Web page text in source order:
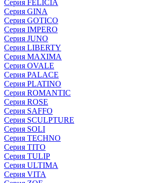
Серия FELICIA
Серия GINA
Серия GOTICO
Серия IMPERO
Серия JUNO
Серия LIBERTY
Серия MAXIMA
Серия OVALE
Серия PALACE
Серия PLATINO
Серия ROMANTIC
Серия ROSE
Серия SAFFO
Серия SCULPTURE
Серия SOLI
Серия TECHNO
Серия TITO
Серия TULIP
Серия ULTIMA
Серия VITA